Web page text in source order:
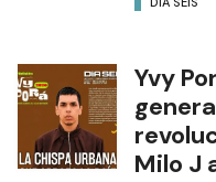
Yvy
Milo J